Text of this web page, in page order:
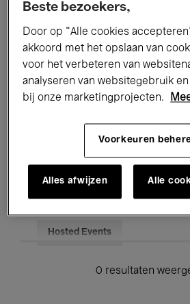
Performances Lezingen &
Jazz Klassieke Muziek
Onderwijs Rondleidingen
Hosted Events
0 resultaten
Beste bezoekers,
Door op “Alle cookies
akkoord met het opslaan van
voor het verbeteren van
analyseren van websitegebruik
bij onze marketingprojecten.
Voorkeuren
Alles afwijzen Alle